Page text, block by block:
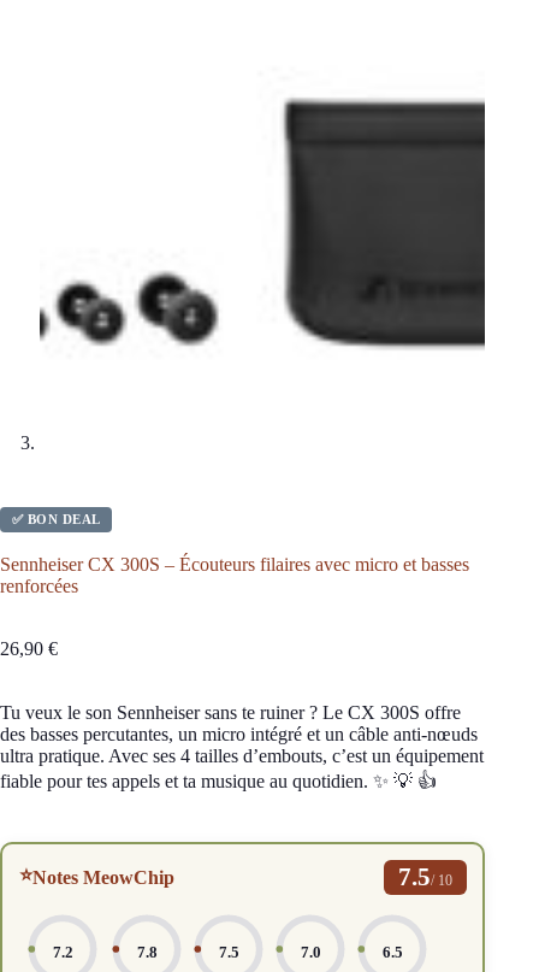
✅ BON DEAL
Sennheiser CX 300S – Écouteurs filaires avec micro et basses
renforcées
26,90 €
Tu veux le son Sennheiser sans te ruiner ? Le CX 300S offre
des basses percutantes, un micro intégré et un câble anti-nœuds
ultra pratique. Avec ses 4 tailles d’embouts, c’est un équipement
fiable pour tes appels et ta musique au quotidien. ✨ 💡 👍
⭐Notes MeowChip 7.5/ 10
7.2 7.8 7.5 7.0 6.5